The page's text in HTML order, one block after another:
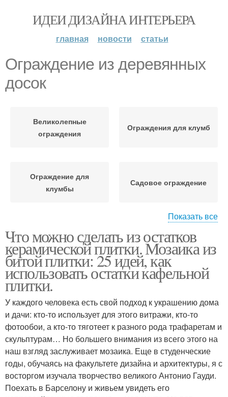
ИДЕИ ДИЗАЙНА ИНТЕРЬЕРА
главная новости статьи
Ограждение из деревянных
досок
Великолепные
ограждения
Ограждения для клумб
Ограждение для
клумбы
Садовое ограждение
Ограждение из пластика Деревянная окантовка
Кованое ограждение
ограждение
Ограждение из спилов
Показать все
Что можно сделать из остатков
керамической плитки. Мозаика из
битой плитки: 25 идей, как
использовать остатки кафельной
плитки.
У каждого человека есть свой подход к украшению дома
и дачи: кто-то использует для этого витражи, кто-то
фотообои, а кто-то тяготеет к разного рода трафаретам и
скульптурам… Но большего внимания из всего этого на
наш взгляд заслуживает мозаика. Еще в студенческие
годы, обучаясь на факультете дизайна и архитектуры, я с
восторгом изучала творчество великого Антонио Гауди.
Поехать в Барселону и живьем увидеть его